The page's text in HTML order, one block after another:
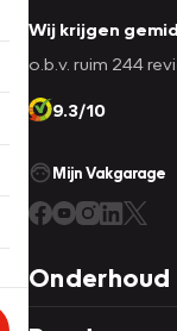
Wij krijgen
o.b.v. ruim 244
9.3/10
Mijn Vakgarage
Onderhoud